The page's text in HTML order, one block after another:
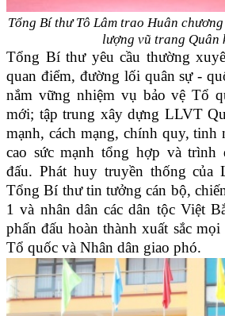
Tổng Bí thư Tô Lâm trao Huân
lượng vũ trang Quân
Tổng Bí thư yêu cầu thường
quan điểm, đường lối quân sự -
nắm vững nhiệm vụ bảo vệ Tổ
mới; tập trung xây dựng LLVT
mạnh, cách mạng, chính quy, tinh
cao sức mạnh tổng hợp và trình
đấu. Phát huy truyền thống của
Tổng Bí thư tin tưởng cán bộ,
1 và nhân dân các dân tộc Việt
phấn đấu hoàn thành xuất sắc
Tổ quốc và Nhân dân giao phó.